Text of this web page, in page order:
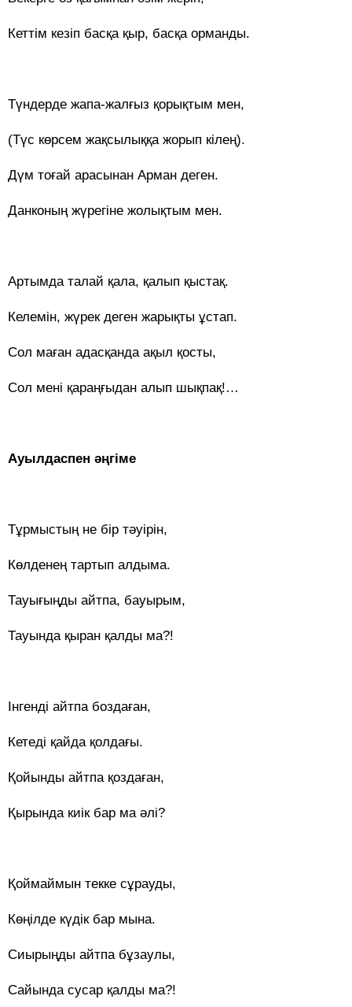
Кеттім кезіп басқа қыр, басқа орманды.
Түндерде жапа-жалғыз қорықтым мен,
(Түс көрсем жақсылыққа жорып кілең).
Дүм тоғай арасынан Арман деген.
Данконың жүрегіне жолықтым мен.
Артымда талай қала, қалып қыстақ.
Келемін, жүрек деген жарықты ұстап.
Сол маған адасқанда ақыл қосты,
Сол мені қараңғыдан алып шықпақ!…
Ауылдаспен әңгіме
Тұрмыстың не бір тәуірін,
Көлденең тартып алдыма.
Тауығыңды айтпа, бауырым,
Тауында қыран қалды ма?!
Інгенді айтпа боздаған,
Кетеді қайда қолдағы.
Қойынды айтпа қоздаған,
Қырында киік бар ма әлі?
Қоймаймын текке сұрауды,
Көңілде күдік бар мына.
Сиырыңды айтпа бұзаулы,
Сайында сусар қалды ма?!